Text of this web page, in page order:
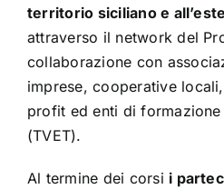
territorio siciliano e
attraverso il network del
collaborazione con
imprese, cooperative
profit ed enti di
(TVET).
Al termine dei corsi i